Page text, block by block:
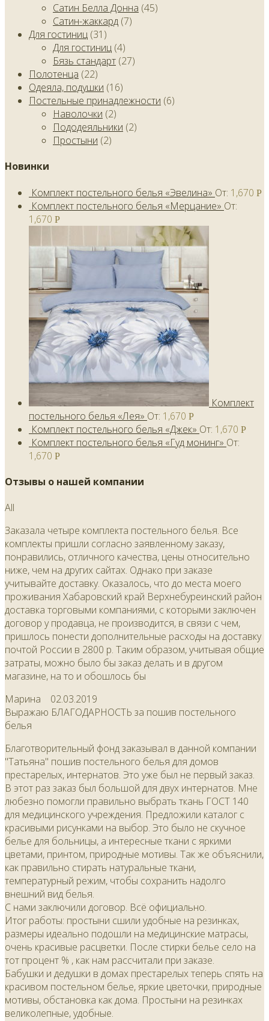
Сатин Белла Донна (45)
Сатин-жаккард (7)
Для гостиниц (31)
Для гостиниц (4)
Бязь стандарт (27)
Полотенца (22)
Одеяла, подушки (16)
Постельные принадлежности (6)
Наволочки (2)
Пододеяльники (2)
Простыни (2)
Новинки
Комплект постельного белья «Эвелина» От: 1,670 Р
Комплект постельного белья «Мерцание» От:
1,670 Р
Комплект
постельного белья «Лея» От: 1,670 Р
Комплект постельного белья «Джек» От: 1,670 Р
Комплект постельного белья «Гуд монинг» От:
1,670 Р
Отзывы о нашей компании
All
Заказала четыре комплекта постельного белья. Все
комплекты пришли согласно заявленному заказу,
понравились, отличного качества, цены относительно
ниже, чем на других сайтах. Однако при заказе
учитывайте доставку. Оказалось, что до места моего
проживания Хабаровский край Верхнебуреинский район
доставка торговыми компаниями, с которыми заключен
договор у продавца, не производится, в связи с чем,
пришлось понести дополнительные расходы на доставку
почтой России в 2800 р. Таким образом, учитывая общие
затраты, можно было бы заказ делать и в другом
магазине, на то и обошлось бы
Марина 02.03.2019
Выражаю БЛАГОДАРНОСТЬ за пошив постельного
белья
Благотворительный фонд заказывал в данной компании
"Татьяна" пошив постельного белья для домов
престарелых, интернатов. Это уже был не первый заказ.
В этот раз заказ был большой для двух интернатов. Мне
любезно помогли правильно выбрать ткань ГОСТ 140
для медицинского учреждения. Предложили каталог с
красивыми рисунками на выбор. Это было не скучное
белье для больницы, а интересные ткани с яркими
цветами, принтом, природные мотивы. Так же объяснили,
как правильно стирать натуральные ткани,
температурный режим, чтобы сохранить надолго
внешний вид белья.
С нами заключили договор. Всё официально.
Итог работы: простыни сшили удобные на резинках,
размеры идеально подошли на медицинские матрасы,
очень красивые расцветки. После стирки белье село на
тот процент % , как нам рассчитали при заказе.
Бабушки и дедушки в домах престарелых теперь спять на
красивом постельном белье, яркие цветочки, природные
мотивы, обстановка как дома. Простыни на резинках
великолепные, удобные.